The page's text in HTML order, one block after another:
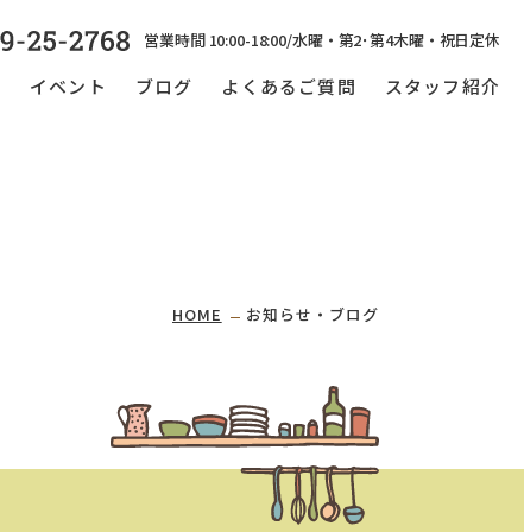
営業時間 10:00-18:00/水曜・第2･第4木曜・祝日定休
イベント ブログ よくあるご質問 スタッフ紹介
HOME お知らせ・ブログ